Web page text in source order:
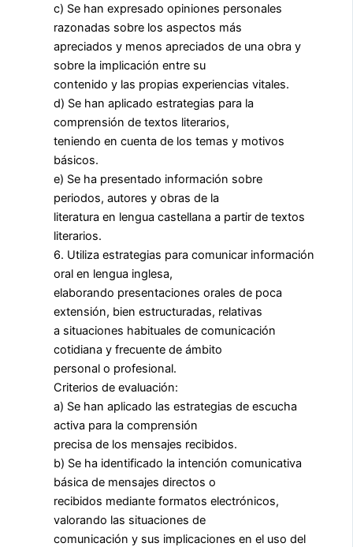
c) Se han expresado opiniones personales
razonadas sobre los aspectos más
apreciados y menos apreciados de una obra y
sobre la implicación entre su
contenido y las propias experiencias vitales.
d) Se han aplicado estrategias para la
comprensión de textos literarios,
teniendo en cuenta de los temas y motivos
básicos.
e) Se ha presentado información sobre
periodos, autores y obras de la
literatura en lengua castellana a partir de textos
literarios.
6. Utiliza estrategias para comunicar información
oral en lengua inglesa,
elaborando presentaciones orales de poca
extensión, bien estructuradas, relativas
a situaciones habituales de comunicación
cotidiana y frecuente de ámbito
personal o profesional.
Criterios de evaluación:
a) Se han aplicado las estrategias de escucha
activa para la comprensión
precisa de los mensajes recibidos.
b) Se ha identificado la intención comunicativa
básica de mensajes directos o
recibidos mediante formatos electrónicos,
valorando las situaciones de
comunicación y sus implicaciones en el uso del